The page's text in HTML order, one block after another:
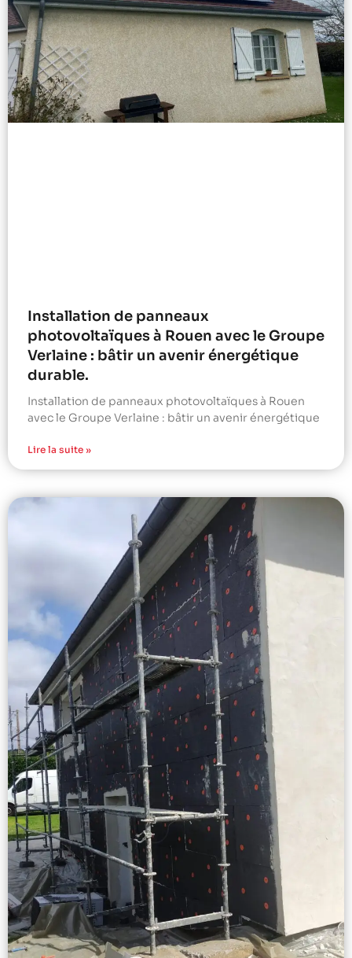
Installation de panneaux
photovoltaïques à Rouen avec le Groupe
Verlaine : bâtir un avenir énergétique
durable.
Installation de panneaux photovoltaïques à Rouen
avec le Groupe Verlaine : bâtir un avenir énergétique
Lire la suite »